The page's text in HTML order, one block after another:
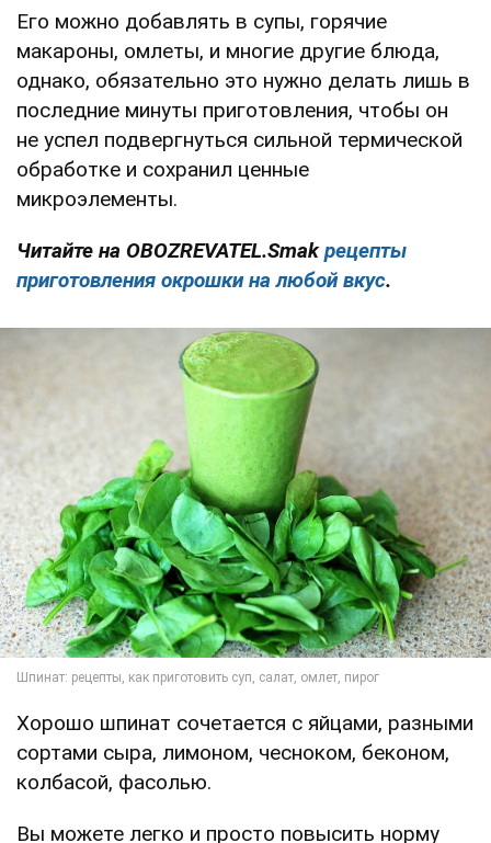
Его можно добавлять в супы, горячие
макароны, омлеты, и многие другие блюда,
однако, обязательно это нужно делать лишь в
последние минуты приготовления, чтобы он
не успел подвергнуться сильной термической
обработке и сохранил ценные
микроэлементы.
Читайте на OBOZREVATEL.Smakрецепты
приготовления окрошки на любой вкус.
Хорошо шпинат сочетается с яйцами, разными
сортами сыра, лимоном, чесноком, беконом,
колбасой, фасолью.
Вы можете легко и просто повысить норму